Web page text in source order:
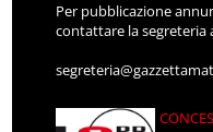
Per pubblicazione
contattare la segreteria